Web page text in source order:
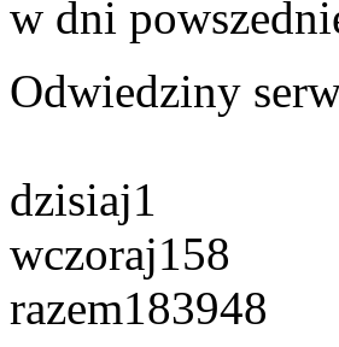
w dni
Odwiedziny
dzisiaj1
wczoraj158
razem183948